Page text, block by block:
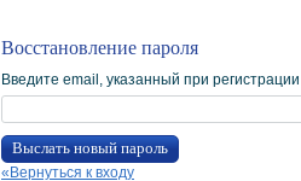
Восстановление пароля
Введите email, указанный при
Выслать новый пароль
«Вернуться к входу